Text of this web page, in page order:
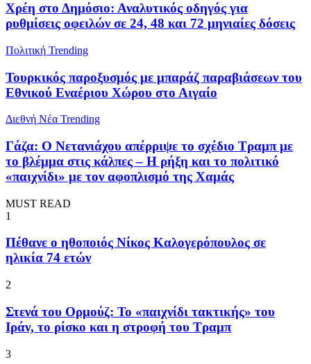
Χρέη στο Δημόσιο: Αναλυτικός οδηγός για
ρυθμίσεις οφειλών σε 24, 48 και 72 μηνιαίες δόσεις
Πολιτική Trending
Τουρκικός παροξυσμός με μπαράζ παραβιάσεων του
Εθνικού Εναέριου Χώρου στο Αιγαίο
Διεθνή Νέα Trending
Γάζα: Ο Νετανιάχου απέρριψε το σχέδιο Τραμπ με
το βλέμμα στις κάλπες – Η ρήξη και το πολιτικό
«παιχνίδι» με τον αφοπλισμό της Χαμάς
MUST READ
1
Πέθανε ο ηθοποιός Νίκος Καλογερόπουλος σε
ηλικία 74 ετών
2
Στενά του Ορμούζ: Το «παιχνίδι τακτικής» του
Ιράν, το ρίσκο και η στροφή του Τραμπ
3